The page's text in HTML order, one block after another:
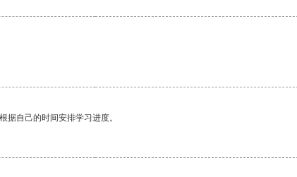
据自己的时间安排学习进度。